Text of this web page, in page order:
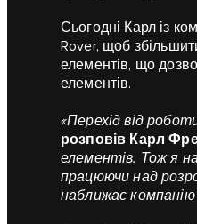
Сьогодні Карл із
Rover, щоб
елементів, що
елементів.
«Перехід від
розповів Карл
елементів. Тож я
працюючи над
наближає компанію